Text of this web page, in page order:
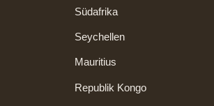
Südafrika
Seychellen
Mauritius
Republik Kongo